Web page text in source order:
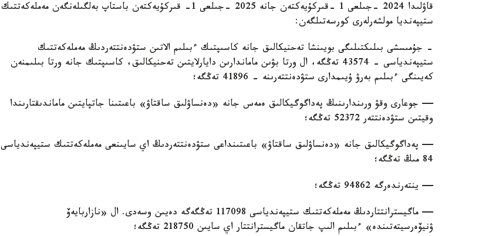
قاۋلىدا 2024 -جىلعى 1 -قىركۇيەكتەن جانە 2025 -جىلعى 1- قىركۇيەكتەن باستاپ بەلگىلەنگەن مەملەكەتتىك
ستيپەنديا مولشەرلەرى كورسەتىلگەن:
- جۇمىسشى بىلىكتىلىگى بويىنشا تەحنيكالىق جانە كاسىپتىك ءبىلىم الاتىن ستۋدەنتتەردىڭ مەملەكەتتىك
ستيپەندياسى - 43574 تەڭگە، ال ورتا بۋىن ماماندارىن دايارلايتىن تەحنيكالىق، كاسىپتىك جانە ورتا بىلىمنەن
كەيىنگى ءبىلىم بەرۋ ۇيىمدارى ستۋدەنتتەرىنە - 41896 تەڭگە؛
— جوعارى وقۋ ورىندارىنىڭ پەداگوگيكالىق ەمەس جانە «دەنساۋلىق ساقتاۋ» باعىتىنا جاتپايتىن ماماندىقتارىندا
وقيتىن ستۋدەنتتەر 52372 تەڭگە؛
— پەداگوگيكالىق جانە «دەنساۋلىق ساقتاۋ» باعىتىنداعى ستۋدەنتتەردىڭ اي سايىنعى مەملەكەتتىك ستيپەندياسى
84 مىڭ تەڭگە؛
— ينتەرندەرگە 94862 تەڭگە؛
— ماگيسترانتتاردىڭ مەملەكەتتىك ستيپەندياسى 117098 تەڭگەگە دەيىن وسەدى. ال «نازاربايەۆ
ۋنيۆەرسيتەتىندە» ءبىلىم الىپ جاتقان ماگيسترانتتار اي سايىن 218750 تەڭگە؛